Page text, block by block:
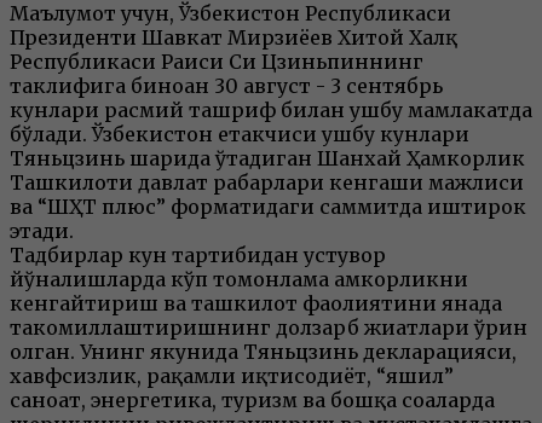
Маълумот учун, Ўзбекистон Республикаси
Президенти Шавкат Мирзиёев Хитой Халқ
Республикаси Раиси Си Цзиньпиннинг
таклифига биноан 30 август - 3 сентябрь
кунлари расмий ташриф билан ушбу мамлакатда
бўлади. Ўзбекистон етакчиси ушбу кунлари
Тяньцзинь шаҳрида ўтадиган Шанхай Ҳамкорлик
Ташкилоти давлат раҳбарлари кенгаши мажлиси
ва “ШҲТ плюс” форматидаги саммитда иштирок
этади.
Тадбирлар кун тартибидан устувор
йўналишларда кўп томонлама ҳамкорликни
кенгайтириш ва ташкилот фаолиятини янада
такомиллаштиришнинг долзарб жиҳатлари ўрин
олган. Унинг якунида Тяньцзинь декларацияси,
хавфсизлик, рақамли иқтисодиёт, “яшил”
саноат, энергетика, туризм ва бошқа соҳаларда